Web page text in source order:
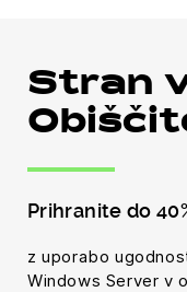
Stran
Prihranite do
z uporabo
Windows Server v